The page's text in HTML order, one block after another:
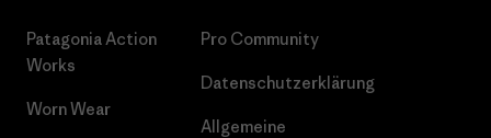
Patagonia Action
Works
Worn Wear
Pro Community
Datenschutzerklärung
Allgemeine